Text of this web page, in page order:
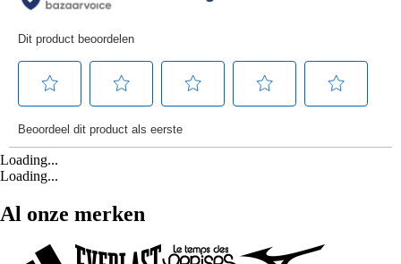
Loading...
Loading...
Al onze merken